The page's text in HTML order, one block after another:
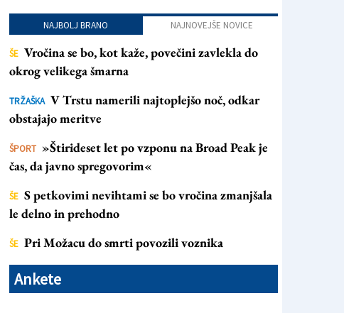
NAJBOLJ BRANO NAJNOVEJŠE NOVICE
ŠE Vročina se bo, kot kaže, povečini zavlekla do
okrog velikega šmarna
TRŽAŠKA V Trstu namerili najtoplejšo noč, odkar
obstajajo meritve
ŠPORT »Štirideset let po vzponu na Broad Peak je
čas, da javno spregovorim«
ŠE S petkovimi nevihtami se bo vročina zmanjšala
le delno in prehodno
ŠE Pri Možacu do smrti povozili voznika
Ankete